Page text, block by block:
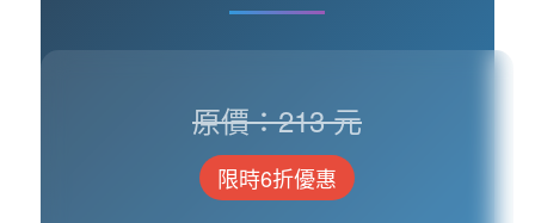
原價：213 元
限時6折優惠